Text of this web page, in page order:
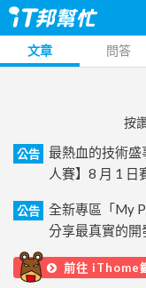
文章 問答
按
公告
最熱血的技術
人賽】8 月 1 日
公告
全新專區「My
分享最真實的開
前往 iThome